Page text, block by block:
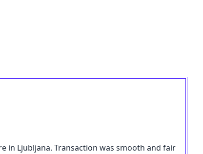
in Ljubljana. Transaction was smooth and fair